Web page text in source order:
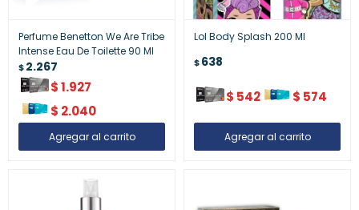
Perfume Benetton We Are Tribe
Intense Eau De Toilette 90 Ml
$2.267
$1.927
$ 2.040
Lol Body Splash 200 Ml
$638
$ 542 $ 574